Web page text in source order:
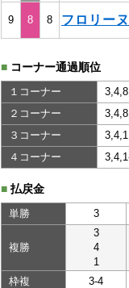
9 8 8 フロリーヌ
■ コーナー通過順位
１コーナー
２コーナー
３コーナー
４コーナー
■ 払戻金
単勝 3
複勝
3
4
1
枠複
3-4